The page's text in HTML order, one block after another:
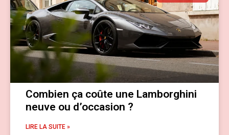
Combien ça coûte une Lamborghini
neuve ou d’occasion ?
LIRE LA SUITE »